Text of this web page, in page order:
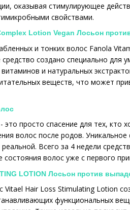
оказывая стимулирующее
свойствами.
Lotion Vegan Лосьон
и тонких волос Fanola
создано специально
и натуральных
веществ, что может
это просто спасение для тех,
волос после родов.
Всего за 4 недели
волос уже с первого
LOTION Лосьон против
Hair Loss Stimulating Lotion
функциональных